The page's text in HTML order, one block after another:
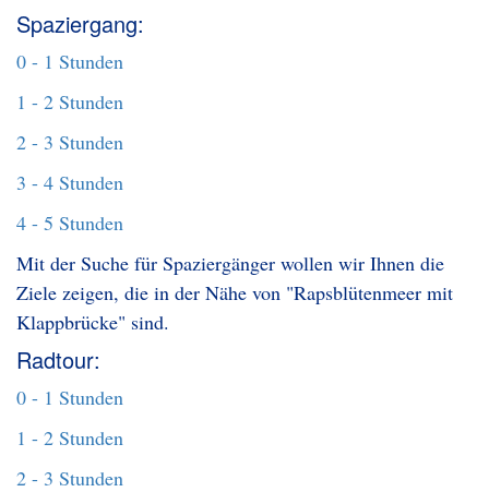
Spaziergang:
0 - 1 Stunden
1 - 2 Stunden
2 - 3 Stunden
3 - 4 Stunden
4 - 5 Stunden
Mit der Suche für Spaziergänger wollen wir Ihnen die
Ziele zeigen, die in der Nähe von "Rapsblütenmeer mit
Klappbrücke" sind.
Radtour:
0 - 1 Stunden
1 - 2 Stunden
2 - 3 Stunden